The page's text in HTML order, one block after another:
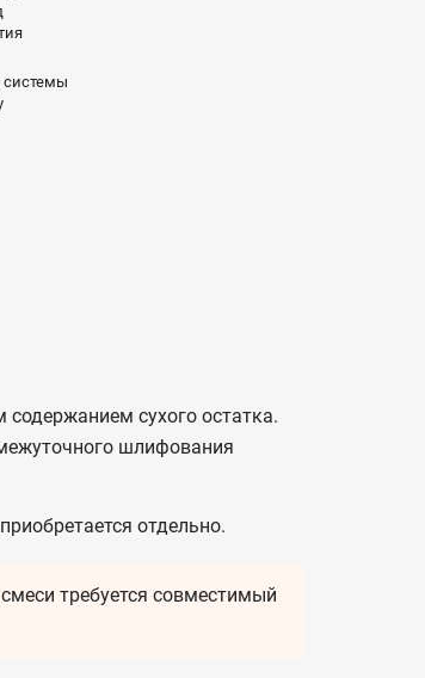
системы
сухого остатка.
шлифования
отдельно.
требуется совместимый